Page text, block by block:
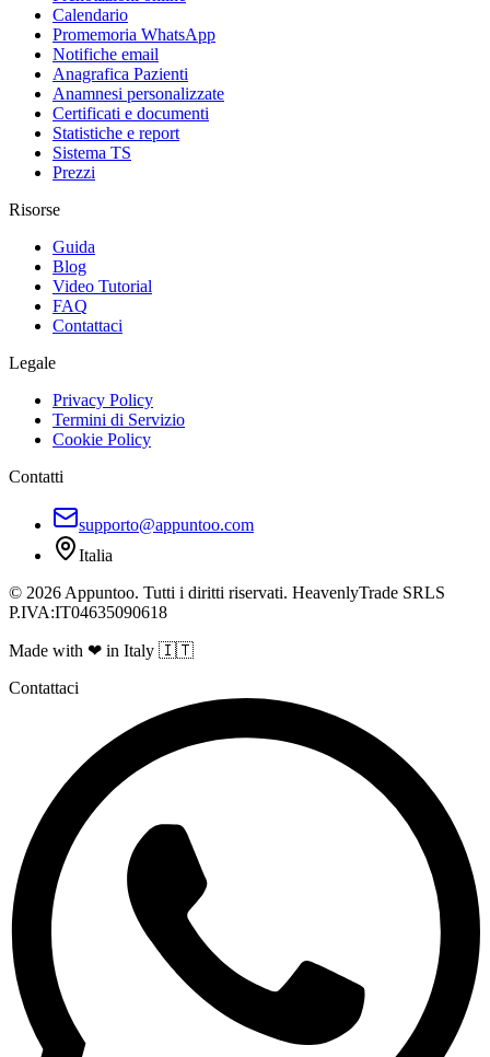
Calendario
Promemoria WhatsApp
Notifiche email
Anagrafica Pazienti
Anamnesi personalizzate
Certificati e documenti
Statistiche e report
Sistema TS
Prezzi
Risorse
Guida
Blog
Video Tutorial
FAQ
Contattaci
Legale
Privacy Policy
Termini di Servizio
Cookie Policy
Contatti
supporto@appuntoo.com
Italia
© 2026 Appuntoo. Tutti i diritti riservati. HeavenlyTrade SRLS
P.IVA:IT04635090618
Made with ❤ in Italy 🇮🇹
Contattaci